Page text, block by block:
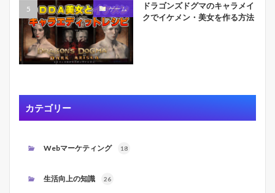
ゲーム
ドラゴンズドグマのキャラメイ
クでイケメン・美女を作る方法
カテゴリー
Webマーケティング 18
生活向上の知識 26